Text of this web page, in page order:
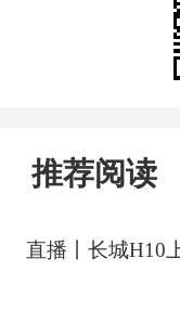
推荐阅读
直播丨长城H10